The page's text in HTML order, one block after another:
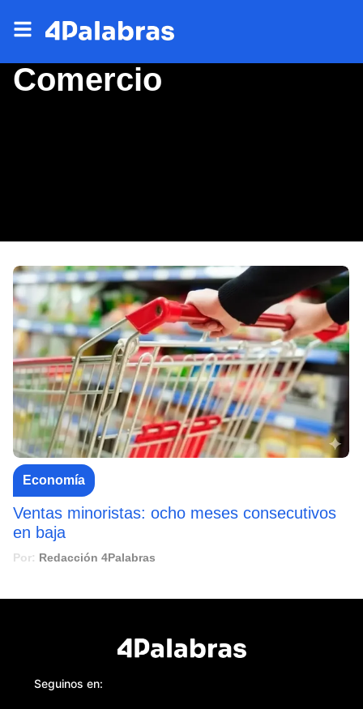
Comercio
Economía
Ventas minoristas: ocho meses consecutivos
en baja
Por: Redacción 4Palabras
Seguinos en: